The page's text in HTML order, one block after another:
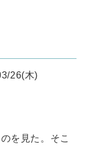
26(木)
を見た。そこ